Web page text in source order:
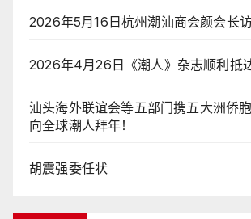
2026年5月16日杭州潮汕商会颜会长
2026年4月26日《潮人》杂志顺利抵
汕头海外联谊会等五部门携五大洲侨
向全球潮人拜年！
胡震强委任状